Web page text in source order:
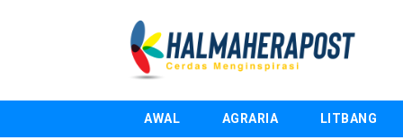
AWAL AGRARIA LITBANG